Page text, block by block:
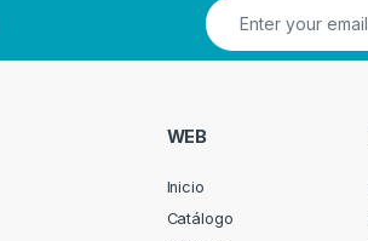
WEB
Inicio
Catálogo